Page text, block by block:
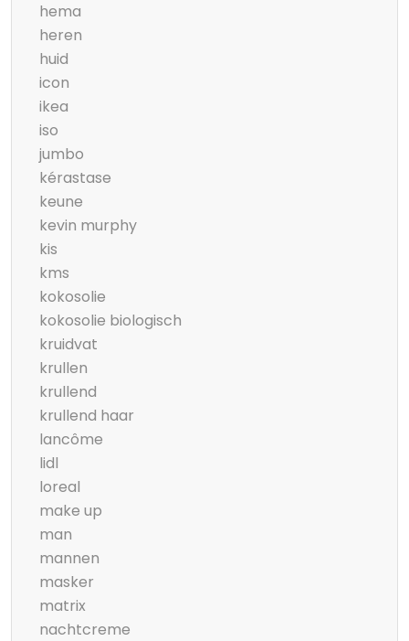
hema
heren
huid
icon
ikea
iso
jumbo
kérastase
keune
kevin murphy
kis
kms
kokosolie
kokosolie biologisch
kruidvat
krullen
krullend
krullend haar
lancôme
lidl
loreal
make up
man
mannen
masker
matrix
nachtcreme